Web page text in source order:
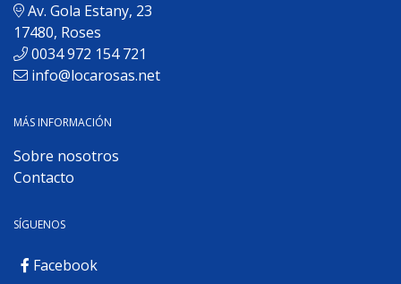
Av. Gola Estany, 23
17480, Roses
0034 972 154 721
info@locarosas.net
MÁS INFORMACIÓN
Sobre nosotros
Contacto
SÍGUENOS
Facebook